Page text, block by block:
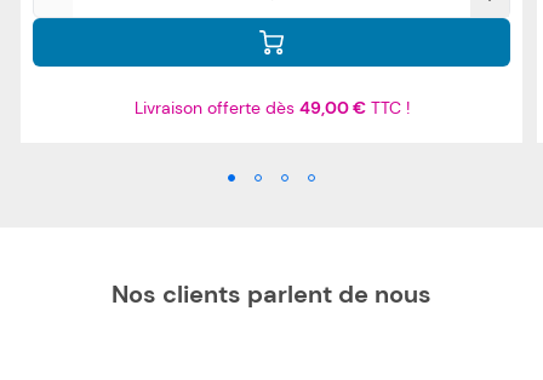
Livraison offerte dès 49,00 €TTC !
Nos clients parlent de nous